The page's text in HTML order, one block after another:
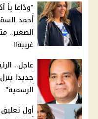
"ودًاعا يأ
أحمد
الصغير..
غريبة!!
عاجل..
جديدا
الرسمية"
أول